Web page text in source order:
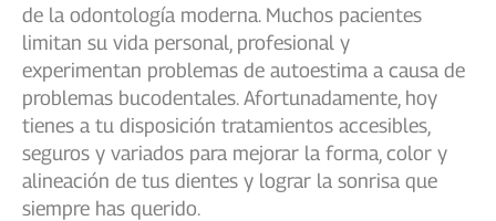
de la odontología moderna. Muchos pacientes
limitan su vida personal, profesional y
experimentan problemas de autoestima a causa de
problemas bucodentales. Afortunadamente, hoy
tienes a tu disposición tratamientos accesibles,
seguros y variados para mejorar la forma, color y
alineación de tus dientes y lograr la sonrisa que
siempre has querido.